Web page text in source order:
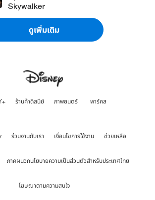
Skywalker
ดูเพิ่มเติม
ร้านค้าดิสนีย์ ภาพยนตร์ พาร์คส
ร่วมงานกับเรา เงื่อนไขการใช้งาน ช่วยเหลือ
ภาคผนวกนโยบายความเป็นส่วนตัวสำหรับประเทศไทย
โฆษณาตามความสนใจ